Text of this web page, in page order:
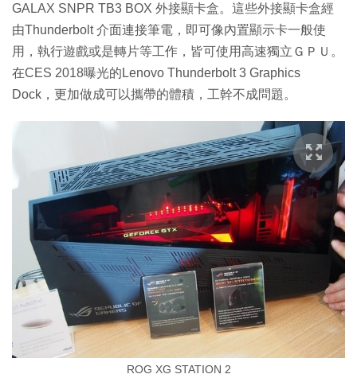
GALAX SNPR TB3 BOX 外接顯卡盒。這些外接顯卡盒經
由Thunderbolt 介面連接筆電，即可像內置顯示卡一般使
用，執行遊戲或是轉片等工作，皆可使用高速獨立ＧＰＵ。
在CES 2018曝光的Lenovo Thunderbolt 3 Graphics
Dock，更加做成可以攜帶的體積，工幹不成問題。
ROG XG STATION 2